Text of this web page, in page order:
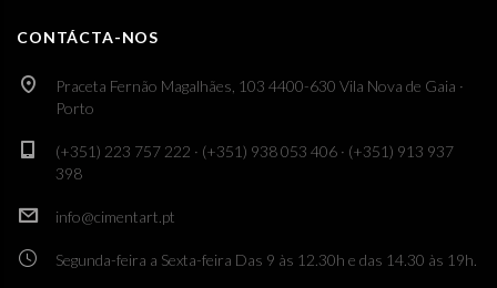
CONTÁCTA-NOS
Praceta Fernão Magalhães, 103 4400-630 Vila Nova de Gaia ·
Porto
(+351) 223 757 222 · (+351) 938 053 406 · (+351) 913 937
398
info@cimentart.pt
Segunda-feira a Sexta-feira Das 9 às 12.30h e das 14.30 às 19h.